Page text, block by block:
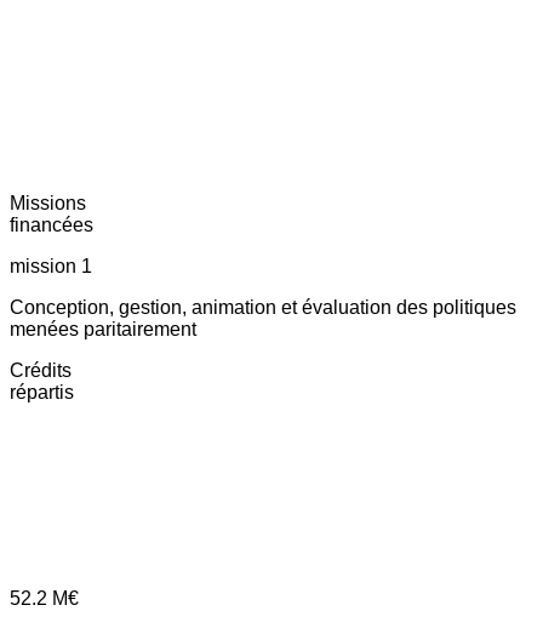
Missions
financées
mission 1
Conception, gestion, animation et évaluation des politiques
menées paritairement
Crédits
répartis
52.2 M€